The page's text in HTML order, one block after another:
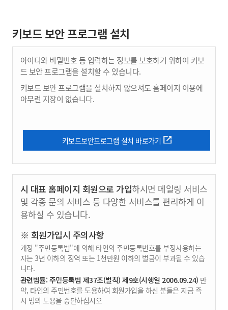
키보드 보안 프로그램 설치
아이디와 비밀번호 등 입력하는 정보를 보호하기 위하여 키보
드 보안 프로그램을 설치할 수 있습니다.
키보드 보안 프로그램을 설치하지 않으셔도 홈페이지 이용에
아무런 지장이 없습니다.
키보드보안프로그램 설치 바로가기
시 대표 홈페이지 회원으로 가입하시면 메일링 서비스
및 각종 문의 서비스 등 다양한 서비스를 편리하게 이
용하실 수 있습니다.
※ 회원가입시 주의사항
개정 "주민등록법"에 의해 타인의 주민등록번호를 부정사용하는
자는 3년 이하의 징역 또는 1천만원 이하의 벌금이 부과될 수 있습
니다.
관련법률: 주민등록법 제37조(벌칙) 제9호(시행일 2006.09.24) 만
약, 타인의 주민번호를 도용하여 회원가입을 하신 분들은 지금 즉
시 명의 도용을 중단하십시오